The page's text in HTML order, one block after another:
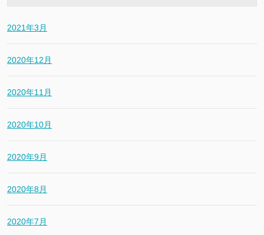
2021年3月
2020年12月
2020年11月
2020年10月
2020年9月
2020年8月
2020年7月